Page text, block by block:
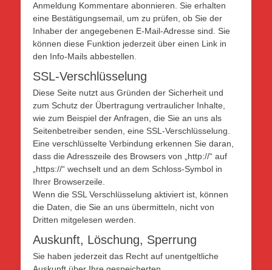
Anmeldung Kommentare abonnieren. Sie erhalten
eine Bestätigungsemail, um zu prüfen, ob Sie der
Inhaber der angegebenen E-Mail-Adresse sind. Sie
können diese Funktion jederzeit über einen Link in
den Info-Mails abbestellen.
SSL-Verschlüsselung
Diese Seite nutzt aus Gründen der Sicherheit und
zum Schutz der Übertragung vertraulicher Inhalte,
wie zum Beispiel der Anfragen, die Sie an uns als
Seitenbetreiber senden, eine SSL-Verschlüsselung.
Eine verschlüsselte Verbindung erkennen Sie daran,
dass die Adresszeile des Browsers von „http://“ auf
„https://“ wechselt und an dem Schloss-Symbol in
Ihrer Browserzeile.
Wenn die SSL Verschlüsselung aktiviert ist, können
die Daten, die Sie an uns übermitteln, nicht von
Dritten mitgelesen werden.
Auskunft, Löschung, Sperrung
Sie haben jederzeit das Recht auf unentgeltliche